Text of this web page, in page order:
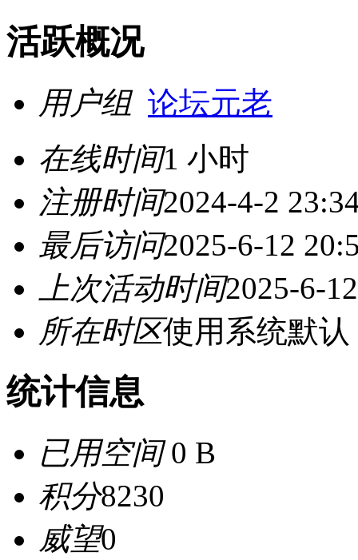
活跃概况
用户组 论坛元老
在线时间1 小时
注册时间2024-4-2
最后访问2025-6-12
上次活动时间2025-6-
所在时区使用系统默认
统计信息
已用空间0 B
积分8230
威望0